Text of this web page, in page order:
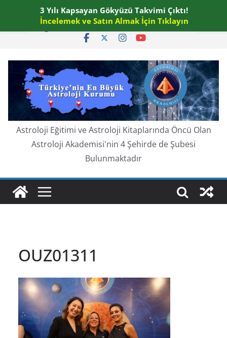
content
Cuma, Ağustos 7, 2026
Astroloji Eğitimi ve Astroloji Kitaplarında Öncü Olan
Astroloji Akademisi'nin 4 Şehirde de Şubesi
Bulunmaktadır
OUZ01311
3 Yılı Kapsayan Gökyüzü Takvimi Çıktı!
İncelemek ve Satın Almak İçin Tıklayın